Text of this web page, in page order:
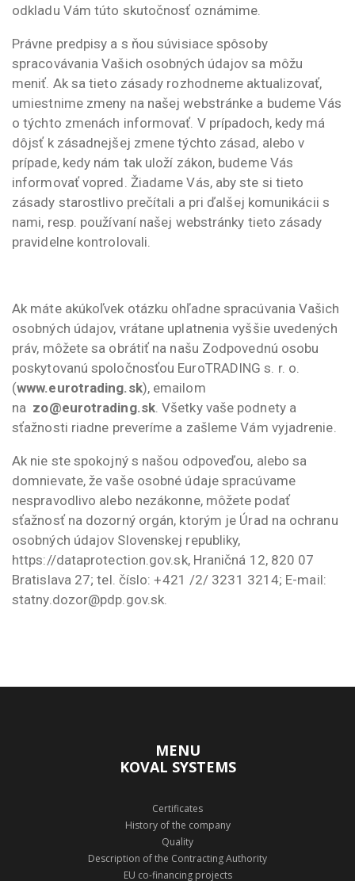
odkladu Vám túto skutočnosť oznámime.
Právne predpisy a s ňou súvisiace spôsoby
spracovávania Vašich osobných údajov sa môžu
meniť. Ak sa tieto zásady rozhodneme aktualizovať,
umiestnime zmeny na našej webstránke a budeme Vás
o týchto zmenách informovať. V prípadoch, kedy má
dôjsť k zásadnejšej zmene týchto zásad, alebo v
prípade, kedy nám tak uloží zákon, budeme Vás
informovať vopred. Žiadame Vás, aby ste si tieto
zásady starostlivo prečítali a pri ďalšej komunikácii s
nami, resp. používaní našej webstránky tieto zásady
pravidelne kontrolovali.
Ak máte akúkoľvek otázku ohľadne spracúvania Vašich
osobných údajov, vrátane uplatnenia vyššie uvedených
práv, môžete sa obrátiť na našu Zodpovednú osobu
poskytovanú spoločnosťou EuroTRADING s. r. o.
(www.eurotrading.sk), emailom
na zo@eurotrading.sk. Všetky vaše podnety a
sťažnosti riadne preveríme a zašleme Vám vyjadrenie.
Ak nie ste spokojný s našou odpoveďou, alebo sa
domnievate, že vaše osobné údaje spracúvame
nespravodlivo alebo nezákonne, môžete podať
sťažnosť na dozorný orgán, ktorým je Úrad na ochranu
osobných údajov Slovenskej republiky,
https://dataprotection.gov.sk, Hraničná 12, 820 07
Bratislava 27; tel. číslo: +421 /2/ 3231 3214; E-mail:
statny.dozor@pdp.gov.sk.
MENU
KOVAL SYSTEMS
Certificates
History of the company
Quality
Description of the Contracting Authority
EU co-financing projects